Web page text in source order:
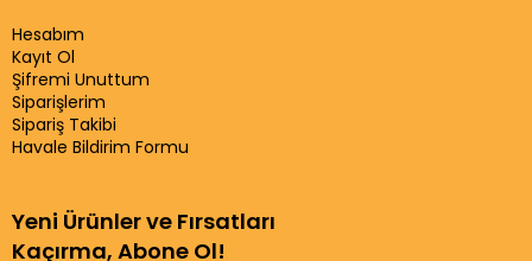
Hesabım
Kayıt Ol
Şifremi Unuttum
Siparişlerim
Sipariş Takibi
Havale Bildirim Formu
Yeni Ürünler ve Fırsatları
Kaçırma, Abone Ol!